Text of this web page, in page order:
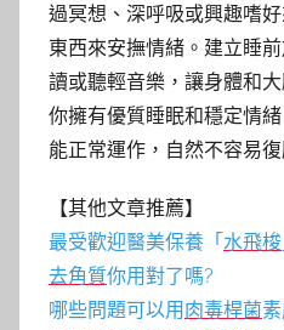
過冥想、深呼吸或興趣嗜
東西來安撫情緒。建立睡
讀或聽輕音樂，讓身體和
你擁有優質睡眠和穩定情
能正常運作，自然不容易復
【其他文章推薦】
最受歡迎醫美保養「 水飛梭
去角質你用對了嗎?
哪些問題可以用 肉毒桿菌